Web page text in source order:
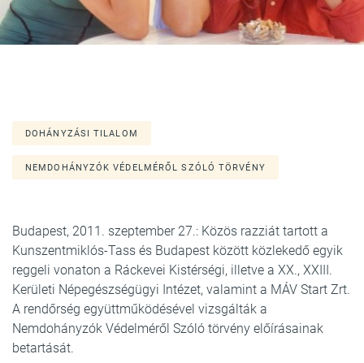
DOHÁNYZÁSI TILALOM
NEMDOHÁNYZÓK VÉDELMÉRŐL SZÓLÓ TÖRVÉNY
Budapest, 2011. szeptember 27.: Közös razziát tartott a
Kunszentmiklós-Tass és Budapest között közlekedő egyik
reggeli vonaton a Ráckevei Kistérségi, illetve a XX., XXIII.
Kerületi Népegészségügyi Intézet, valamint a MÁV Start Zrt.
A rendőrség együttműködésével vizsgálták a
Nemdohányzók Védelméről Szóló törvény előírásainak
betartását.